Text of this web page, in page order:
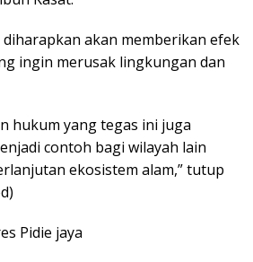
akan memberikan efek
ingin merusak lingkungan dan
hukum yang tegas ini juga
contoh bagi wilayah lain
ekosistem alam,” tutup
Pidie jaya